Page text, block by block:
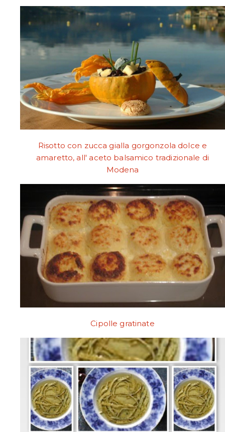
Risotto con zucca gialla gorgonzola dolce e
amaretto, all' aceto balsamico tradizionale di
Modena
Cipolle gratinate